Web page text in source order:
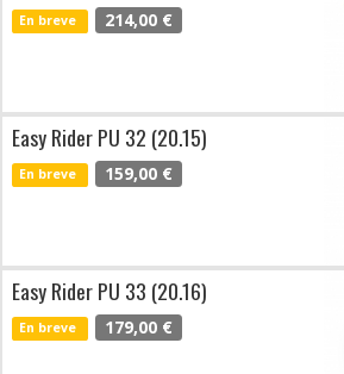
En breve 214,00 €
Easy Rider PU 32 (20.15)
En breve 159,00 €
Easy Rider PU 33 (20.16)
En breve 179,00 €